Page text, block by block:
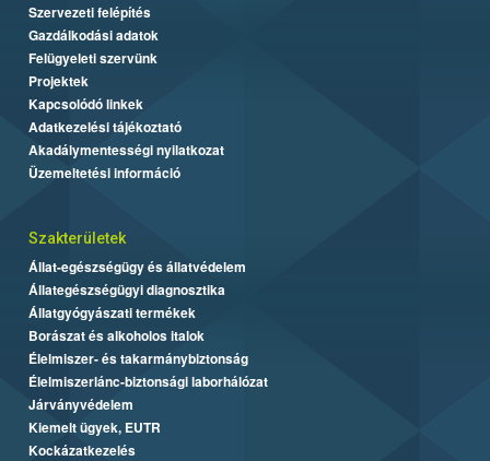
Szervezeti felépítés
Gazdálkodási adatok
Felügyeleti szervünk
Projektek
Kapcsolódó linkek
Adatkezelési tájékoztató
Akadálymentességi nyilatkozat
Üzemeltetési információ
Szakterületek
Állat-egészségügy és állatvédelem
Állategészségügyi diagnosztika
Állatgyógyászati termékek
Borászat és alkoholos italok
Élelmiszer- és takarmánybiztonság
Élelmiszerlánc-biztonsági laborhálózat
Járványvédelem
Kiemelt ügyek, EUTR
Kockázatkezelés